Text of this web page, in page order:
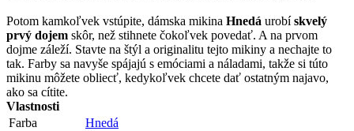
Potom kamkoľvek vstúpite, dámska mikina Hnedá urobískvelý
prvý dojem skôr, než stihnete čokoľvek povedať. A na prvom
dojme záleží. Stavte na štýl a originalitu tejto mikiny a nechajte to
tak. Farby sa navyše spájajú s emóciami a náladami, takže si túto
mikinu môžete obliecť, kedykoľvek chcete dať ostatným najavo,
ako sa cítite.
Vlastnosti
Farba
Hnedá